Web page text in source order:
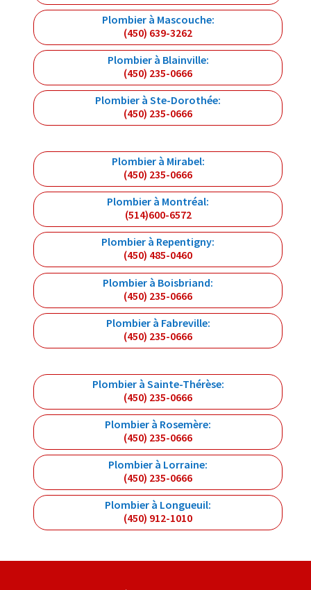
Plombier à Mascouche:
(450) 639-3262
Plombier à Blainville:
(450) 235-0666
Plombier à Ste-Dorothée:
(450) 235-0666
Plombier à Mirabel:
(450) 235-0666
Plombier à Montréal:
(514)600-6572
Plombier à Repentigny:
(450) 485-0460
Plombier à Boisbriand:
(450) 235-0666
Plombier à Fabreville:
(450) 235-0666
Plombier à Sainte-Thérèse:
(450) 235-0666
Plombier à Rosemère:
(450) 235-0666
Plombier à Lorraine:
(450) 235-0666
Plombier à Longueuil:
(450) 912-1010